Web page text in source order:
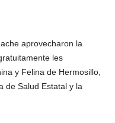
aprovecharon la
les
y Felina de Hermosillo,
de Salud Estatal y la